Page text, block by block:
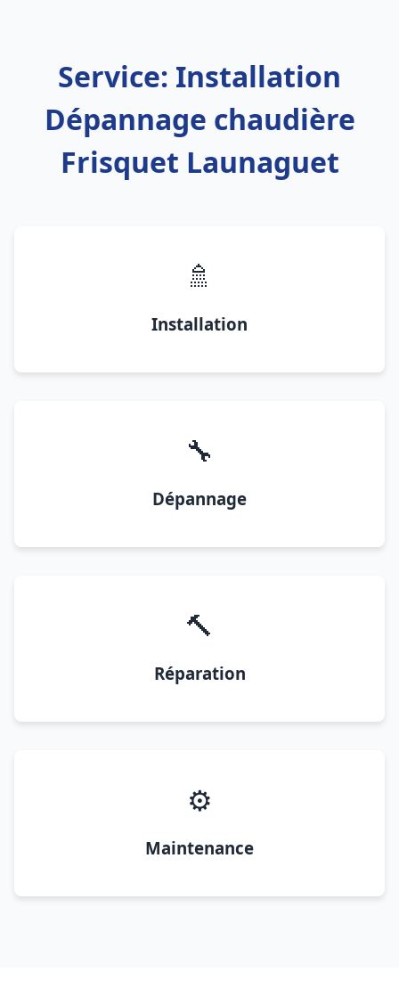
Service: Installation
Dépannage chaudière
Frisquet Launaguet
🚿
Installation
🔧
Dépannage
🔨
Réparation
⚙️
Maintenance